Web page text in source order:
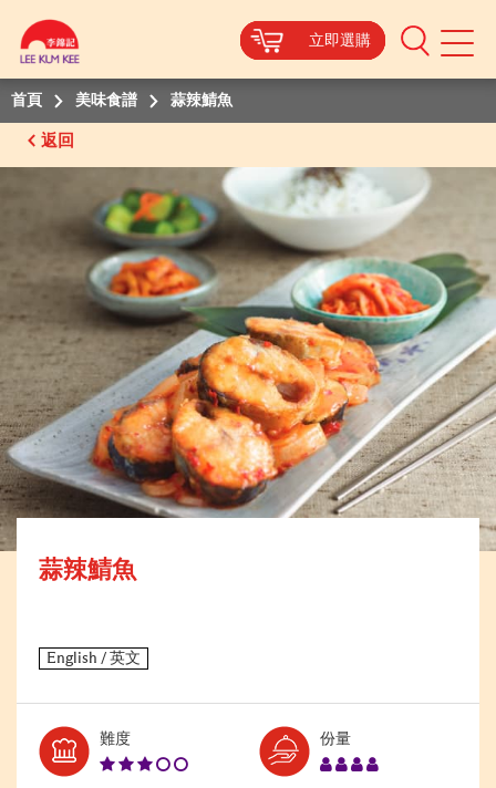
立即選購
Mobile
立即選購
立即選購
立即選購
首頁 美味食譜 蒜辣鯖魚
返回
蒜辣鯖魚
難度Level:
份量Serves: